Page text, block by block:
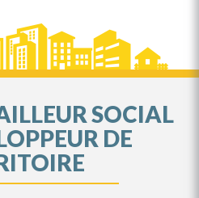
SOCIAL
DE